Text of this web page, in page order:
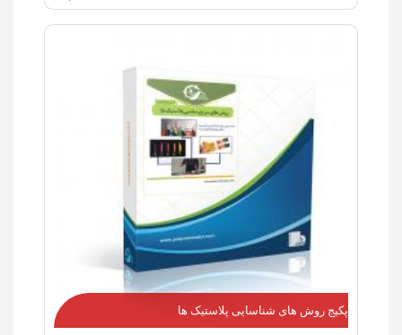
پکیج روش های شناسایی پلاستیک ها